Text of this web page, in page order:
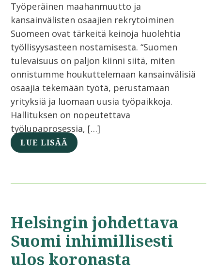
Työperäinen maahanmuutto ja
kansainvälisten osaajien rekrytoiminen
Suomeen ovat tärkeitä keinoja huolehtia
työllisyysasteen nostamisesta. “Suomen
tulevaisuus on paljon kiinni siitä, miten
onnistumme houkuttelemaan kansainvälisiä
osaajia tekemään työtä, perustamaan
yrityksiä ja luomaan uusia työpaikkoja.
Hallituksen on nopeutettava
työlupaprosessia, […]
LUE LISÄÄ
Helsingin johdettava
Suomi inhimillisesti
ulos koronasta